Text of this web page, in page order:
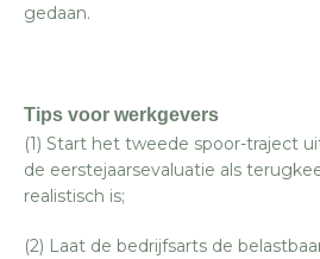
gedaan.
Tips voor werkgevers
(1) Start het tweede spoor-traject
de eerstejaarsevaluatie als
realistisch is;
(2) Laat de bedrijfsarts de